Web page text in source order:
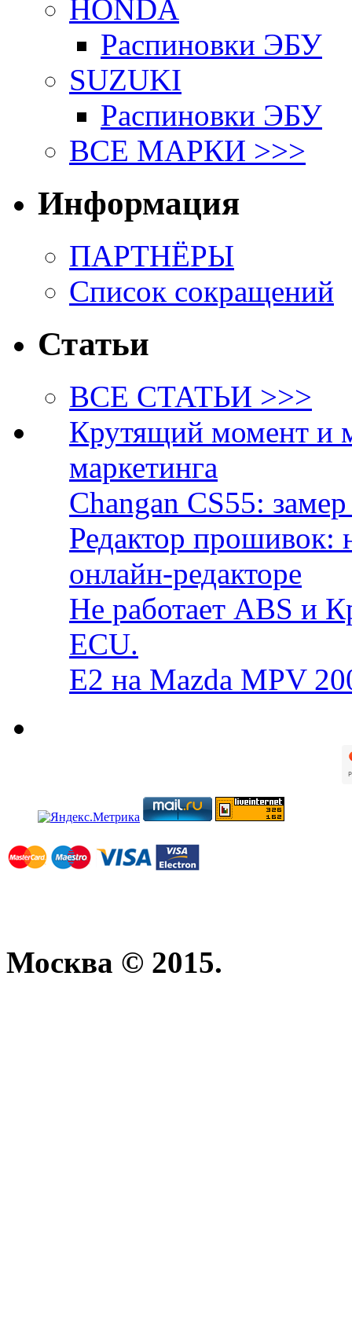
HONDA
Распиновки ЭБУ
SUZUKI
Распиновки ЭБУ
ВСЕ МАРКИ >>>
Информация
ПАРТНЁРЫ
Список сокращений
Статьи
ВСЕ СТАТЬИ >>>
Крутящий момент и
маркетинга
Changan CS55:
Редактор прошивок:
онлайн-редакторе
Не работает ABS и
ECU.
E2 на Mazda MPV
Москва © 2015.